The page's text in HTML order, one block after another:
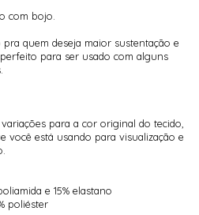
com bojo.
quem deseja maior sustentação e
para ser usado com alguns
para a cor original do tecido,
você está usando para visualização e
e 15% elastano
poliéster